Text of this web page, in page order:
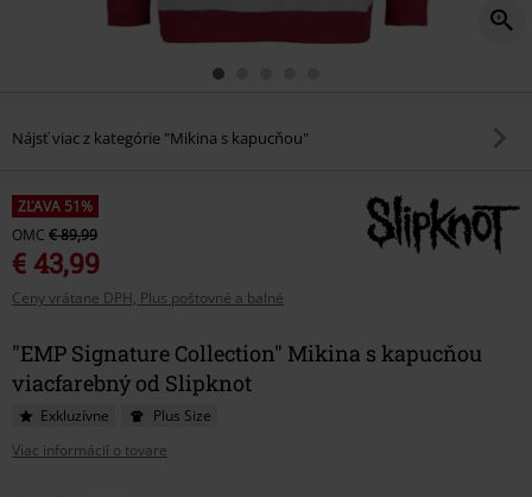
Nájsť viac z kategórie "Mikina s kapucňou"
ZĽAVA 51%
OMC € 89,99
€ 43,99
Ceny vrátane DPH, Plus poštovné a balné
"EMP Signature Collection" Mikina s kapucňou
viacfarebný od Slipknot
Exkluzívne
Plus Size
Viac informácií o tovare